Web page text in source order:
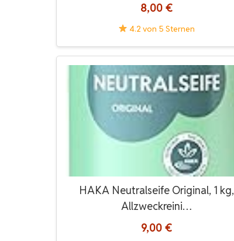
8,00 €
4.2 von 5 Sternen
HAKA Neutralseife Original, 1 kg,
Allzweckreini…
9,00 €